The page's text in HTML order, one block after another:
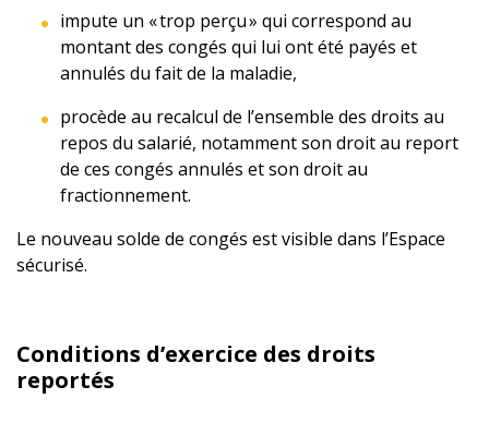
impute un « trop perçu » qui correspond au
montant des congés qui lui ont été payés et
annulés du fait de la maladie,
procède au recalcul de l’ensemble des droits au
repos du salarié, notamment son droit au report
de ces congés annulés et son droit au
fractionnement.
Le nouveau solde de congés est visible dans l’Espace
sécurisé.
Conditions d’exercice des droits
reportés